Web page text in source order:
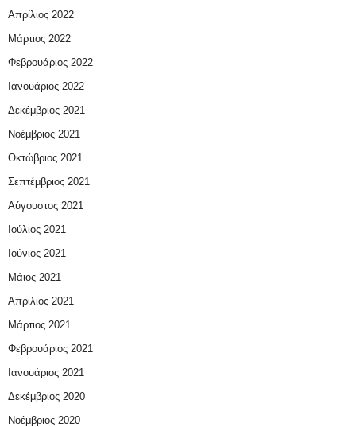
Απρίλιος 2022
Μάρτιος 2022
Φεβρουάριος 2022
Ιανουάριος 2022
Δεκέμβριος 2021
Νοέμβριος 2021
Οκτώβριος 2021
Σεπτέμβριος 2021
Αύγουστος 2021
Ιούλιος 2021
Ιούνιος 2021
Μάιος 2021
Απρίλιος 2021
Μάρτιος 2021
Φεβρουάριος 2021
Ιανουάριος 2021
Δεκέμβριος 2020
Νοέμβριος 2020